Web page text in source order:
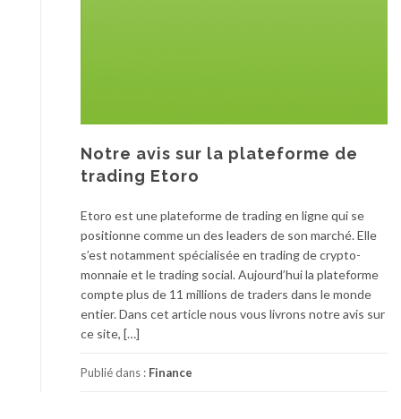
Notre avis sur la plateforme de
trading Etoro
Etoro est une plateforme de trading en ligne qui se
positionne comme un des leaders de son marché. Elle
s’est notamment spécialisée en trading de crypto-
monnaie et le trading social. Aujourd’hui la plateforme
compte plus de 11 millions de traders dans le monde
entier. Dans cet article nous vous livrons notre avis sur
ce site, […]
Publié dans : Finance